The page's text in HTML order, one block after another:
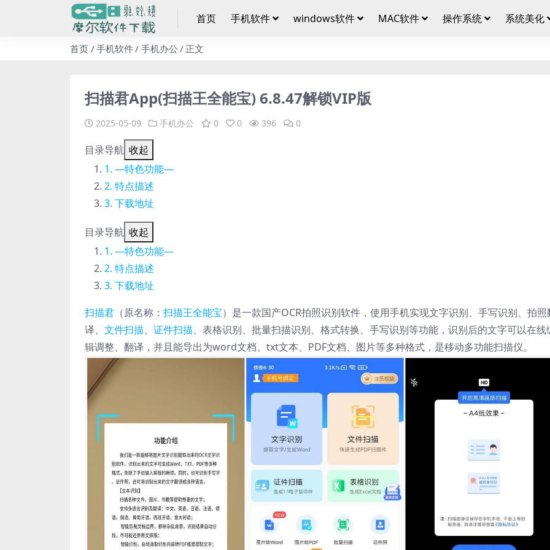
首页 手机软件 windows软件 MAC软件 操作系统 系统美化
首页 手机软件 手机办公 正文
扫描君App(扫描王全能宝) 6.8.47解锁VIP版
2025-05-09 手机办公 0 0 396 0
目录导航 收起
—特色功能—
特点描述
下载地址
目录导航 收起
—特色功能—
特点描述
下载地址
扫描君 （原名称： 扫描王全能宝）是一款国产OCR拍照识别软件，使用手机实现文字识别、手写识别、拍照
译、 文件扫描、 证件扫描、表格识别、批量扫描识别、格式转换、手写识别等功能，识别后的文字可以在线
辑调整、翻译，并且能导出为word文档、txt文本、PDF文档、图片等多种格式，是移动多功能扫描仪。